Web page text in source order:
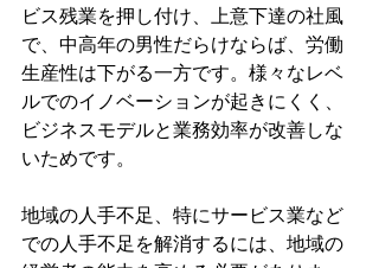
ビス残業を押し付け、上意下達の社風
で、中高年の男性だらけならば、労働
生産性は下がる一方です。様々なレベ
ルでのイノベーションが起きにくく、
ビジネスモデルと業務効率が改善しな
いためです。
地域の人手不足、特にサービス業など
での人手不足を解消するには、地域の